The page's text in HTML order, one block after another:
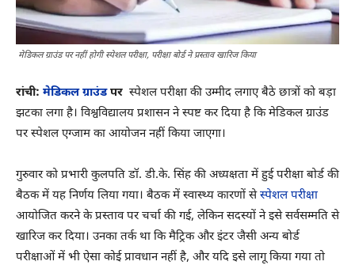
मेडिकल ग्राउंड पर नहीं होगी स्पेशल परीक्षा, परीक्षा बोर्ड ने प्रस्ताव खारिज किया
रांची: मेडिकल ग्राउंडपर स्पेशल परीक्षा की उम्मीद लगाए बैठे छात्रों को बड़ा
झटका लगा है। विश्वविद्यालय प्रशासन ने स्पष्ट कर दिया है कि मेडिकल ग्राउंड
पर स्पेशल एग्जाम का आयोजन नहीं किया जाएगा।
गुरुवार को प्रभारी कुलपति डॉ. डी.के. सिंह की अध्यक्षता में हुई परीक्षा बोर्ड की
बैठक में यह निर्णय लिया गया। बैठक में स्वास्थ्य कारणों सेस्पेशल परीक्षा
आयोजित करने के प्रस्ताव पर चर्चा की गई, लेकिन सदस्यों ने इसे सर्वसम्मति से
खारिज कर दिया। उनका तर्क था कि मैट्रिक और इंटर जैसी अन्य बोर्ड
परीक्षाओं में भी ऐसा कोई प्रावधान नहीं है, और यदि इसे लागू किया गया तो